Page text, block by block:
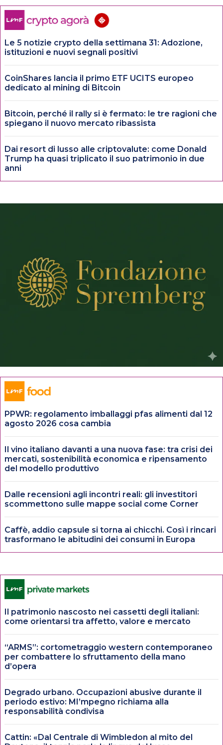
Le 5 notizie crypto della settimana 31: Adozione,
istituzioni e nuovi segnali positivi
CoinShares lancia il primo ETF UCITS europeo
dedicato al mining di Bitcoin
Bitcoin, perché il rally si è fermato: le tre ragioni che
spiegano il nuovo mercato ribassista
Dai resort di lusso alle criptovalute: come Donald
Trump ha quasi triplicato il suo patrimonio in due
anni
PPWR: regolamento imballaggi pfas alimenti dal 12
agosto 2026 cosa cambia
Il vino italiano davanti a una nuova fase: tra crisi dei
mercati, sostenibilità economica e ripensamento
del modello produttivo
Dalle recensioni agli incontri reali: gli investitori
scommettono sulle mappe social come Corner
Caffè, addio capsule si torna ai chicchi. Così i rincari
trasformano le abitudini dei consumi in Europa
Il patrimonio nascosto nei cassetti degli italiani:
come orientarsi tra affetto, valore e mercato
“ARMS”: cortometraggio western contemporaneo
per combattere lo sfruttamento della mano
d’opera
Degrado urbano. Occupazioni abusive durante il
periodo estivo: MI’mpegno richiama alla
responsabilità condivisa
Cattin: «Dal Centrale di Wimbledon al mito del